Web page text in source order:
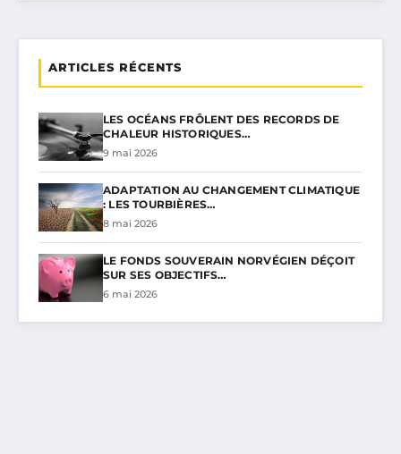
ARTICLES RÉCENTS
LES OCÉANS FRÔLENT DES RECORDS DE
CHALEUR HISTORIQUES…
9 mai 2026
ADAPTATION AU CHANGEMENT CLIMATIQUE
: LES TOURBIÈRES…
8 mai 2026
LE FONDS SOUVERAIN NORVÉGIEN DÉÇOIT
SUR SES OBJECTIFS…
6 mai 2026